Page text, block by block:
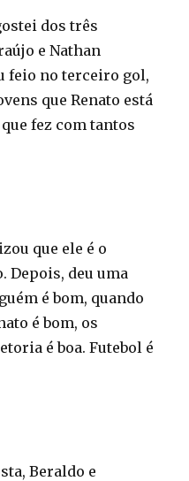
dos três
e Nathan
feio no terceiro gol,
que Renato está
fez com tantos
que ele é o
Depois, deu uma
é bom, quando
é bom, os
é boa. Futebol é
Beraldo e